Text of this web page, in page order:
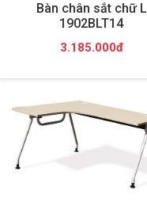
Bàn chân sắt chữ L
1902BLT14
3.185.000đ